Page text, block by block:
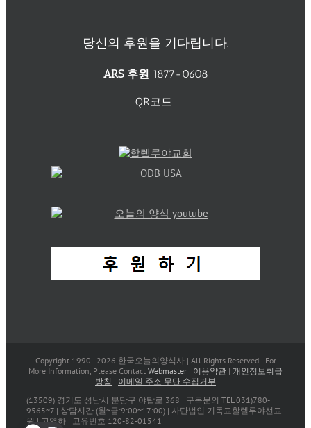
당신의 후원을 기다립니다.
ARS 후원 1877-0608
QR코드
Copyright 1990 - 2026 한국오늘의양식사 | All Rights Reserved | For
More Information, Please Contact Webmaster | 이용약관 | 개인정보취급
방침 | 이메일 주소 무단 수집거부
(13509) 경기도 성남시 분당구 야탑로 368 | 구독문의 TEL 031)780-
9565~7 | 상담시간 (월~금:9:00~17:00) | 사단법인 기독교할렐루야선교
원 | 고영하 | 고유번호 120-82-01541